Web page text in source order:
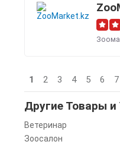
1 2 3 4 5 6 7
Другие Товары
Ветеринар
Зоосалон